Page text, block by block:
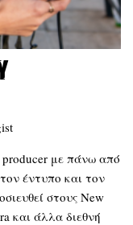
producer με πάνω από
έντυπο και τον
στους New
και άλλα διεθνή